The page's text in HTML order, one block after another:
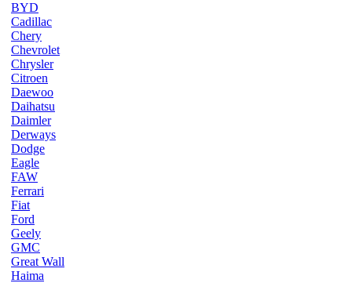
BYD
Cadillac
Chery
Chevrolet
Chrysler
Citroen
Daewoo
Daihatsu
Daimler
Derways
Dodge
Eagle
FAW
Ferrari
Fiat
Ford
Geely
GMC
Great Wall
Haima